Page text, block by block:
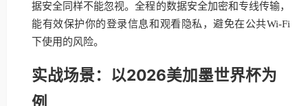
据安全同样不能忽视。全程的数据安全加密和专线传输，
能有效保护你的登录信息和观看隐私，避免在公共Wi-Fi
下使用的风险。
实战场景：以2026美加墨世界杯为
例